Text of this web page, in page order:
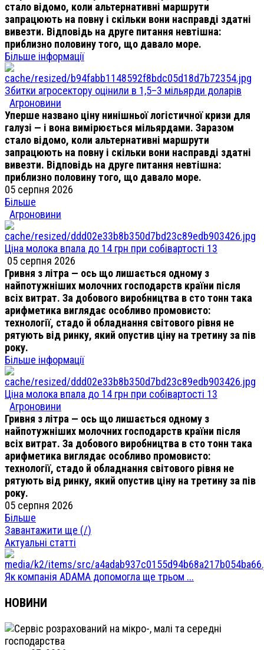
стало відомо, коли альтернативні маршрути
запрацюють на повну і скільки вони насправді здатні
вивезти. Відповідь на друге питання невтішна:
приблизно половину того, що давало море.
Більше інформації
Збитки агросектору оцінили в 1,5–3 мільярди доларів
Агроновини
Уперше названо ціну нинішньої логістичної кризи для
галузі — і вона вимірюється мільярдами. Заразом
стало відомо, коли альтернативні маршрути
запрацюють на повну і скільки вони насправді здатні
вивезти. Відповідь на друге питання невтішна:
приблизно половину того, що давало море.
05 серпня 2026
Більше
Агроновини
Ціна молока впала до 14 грн при собівартості 13
05 серпня 2026
Гривня з літра — ось що лишається одному з
найпотужніших молочних господарств країни після
всіх витрат. За добового виробництва в сто тонн така
арифметика виглядає особливо промовисто:
технології, стадо й обладнання світового рівня не
рятують від ринку, який опустив ціну на третину за пів
року.
Більше інформації
Ціна молока впала до 14 грн при собівартості 13
Агроновини
Гривня з літра — ось що лишається одному з
найпотужніших молочних господарств країни після
всіх витрат. За добового виробництва в сто тонн така
арифметика виглядає особливо промовисто:
технології, стадо й обладнання світового рівня не
рятують від ринку, який опустив ціну на третину за пів
року.
05 серпня 2026
Більше
Завантажити ще (/)
Актуальні статті
Як компанія ADAMA допомогла ще трьом ...
НОВИНИ